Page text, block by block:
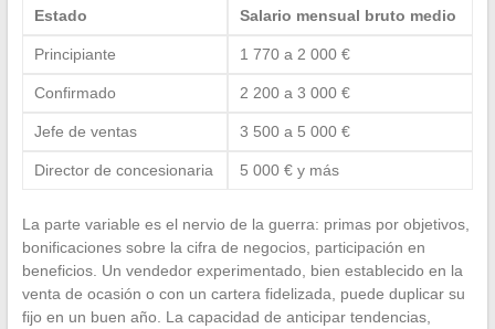
Estado Salario mensual bruto medio
Principiante 1 770 a 2 000 €
Confirmado 2 200 a 3 000 €
Jefe de ventas 3 500 a 5 000 €
Director de concesionaria 5 000 € y más
La parte variable es el nervio de la guerra: primas por objetivos,
bonificaciones sobre la cifra de negocios, participación en
beneficios. Un vendedor experimentado, bien establecido en la
venta de ocasión o con un cartera fidelizada, puede duplicar su
fijo en un buen año. La capacidad de anticipar tendencias,